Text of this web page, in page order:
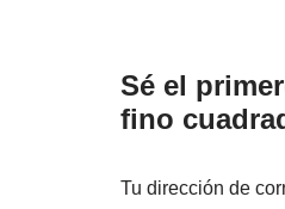
Sé el
fino
Tu dirección de